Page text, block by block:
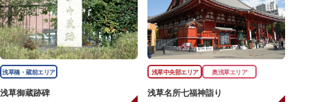
浅草橋・蔵前エリア
浅草御蔵跡碑
浅草中央部エリア 奥浅草エリア
浅草名所七福神詣り